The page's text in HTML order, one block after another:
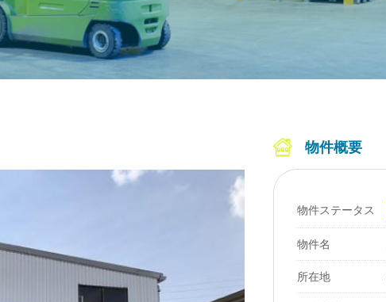
物件概要
物件ステータス
物件名
所在地